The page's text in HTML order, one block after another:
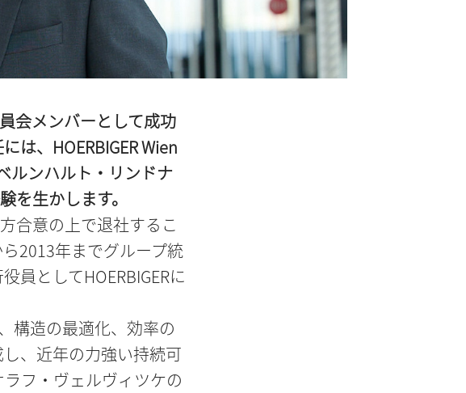
会メンバーとして成功
は、HOERBIGER Wien
ルンハルト・リンドナ
を生かします。
合意の上で退社するこ
2013年までグループ統
員としてHOERBIGERに
構造の最適化、効率の
、近年の力強い持続可
フ・ヴェルヴィツケの